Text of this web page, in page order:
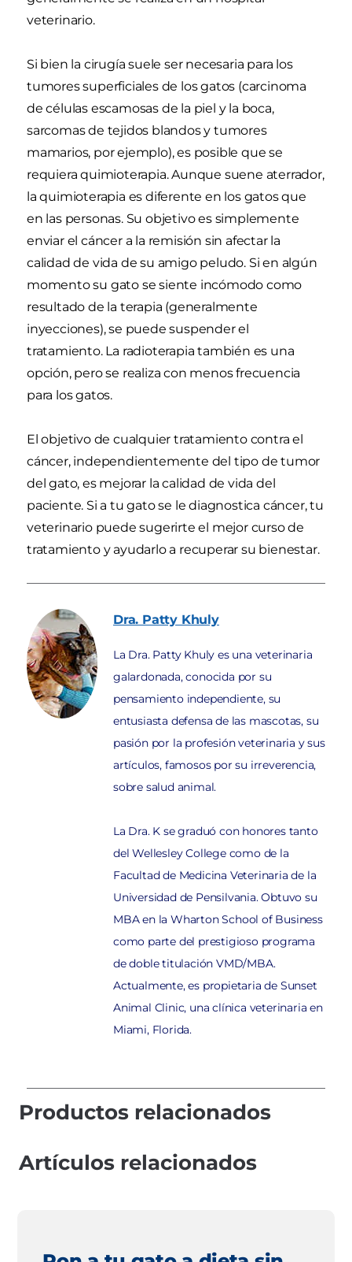
veterinario.
Si bien la cirugía suele ser necesaria para los
tumores superficiales de los gatos (carcinoma
de células escamosas de la piel y la boca,
sarcomas de tejidos blandos y tumores
mamarios, por ejemplo), es posible que se
requiera quimioterapia. Aunque suene aterrador,
la quimioterapia es diferente en los gatos que
en las personas. Su objetivo es simplemente
enviar el cáncer a la remisión sin afectar la
calidad de vida de su amigo peludo. Si en algún
momento su gato se siente incómodo como
resultado de la terapia (generalmente
inyecciones), se puede suspender el
tratamiento. La radioterapia también es una
opción, pero se realiza con menos frecuencia
para los gatos.
El objetivo de cualquier tratamiento contra el
cáncer, independientemente del tipo de tumor
del gato, es mejorar la calidad de vida del
paciente. Si a tu gato se le diagnostica cáncer, tu
veterinario puede sugerirte el mejor curso de
tratamiento y ayudarlo a recuperar su bienestar.
Dra. Patty Khuly
La Dra. Patty Khuly es una veterinaria
galardonada, conocida por su
pensamiento independiente, su
entusiasta defensa de las mascotas, su
pasión por la profesión veterinaria y sus
artículos, famosos por su irreverencia,
sobre salud animal.
La Dra. K se graduó con honores tanto
del Wellesley College como de la
Facultad de Medicina Veterinaria de la
Universidad de Pensilvania. Obtuvo su
MBA en la Wharton School of Business
como parte del prestigioso programa
de doble titulación VMD/MBA.
Actualmente, es propietaria de Sunset
Animal Clinic, una clínica veterinaria en
Miami, Florida.
Productos relacionados
Artículos relacionados